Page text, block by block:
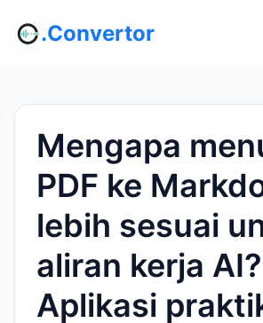
.Convertor
Mengapa
PDF ke
lebih sesuai
aliran kerja AI?
Aplikasi